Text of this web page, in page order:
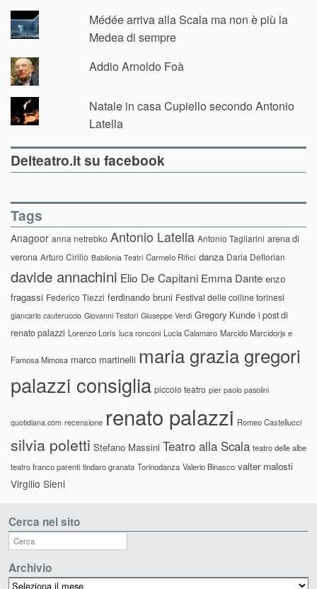
Médée arriva alla Scala ma non è più la
Medea di sempre
Addio Arnoldo Foà
Natale in casa Cupiello secondo Antonio
Latella
Delteatro.it su facebook
Tags
Anagoor anna netrebko Antonio Latella Antonio Tagliarini arena di
verona Arturo Cirillo Babilonia Teatri Carmelo Rifici danza Daria Deflorian
davide annachini Elio De Capitani Emma Dante enzo
fragassi Federico Tiezzi ferdinando bruni Festival delle colline torinesi
giancarlo cauteruccio Giovanni Testori Giuseppe Verdi Gregory Kunde i post di
renato palazzi Lorenzo Loris luca ronconi Lucia Calamaro Marcido Marcidorjs e
Famosa Mimosa marco martinelli maria grazia gregori
palazzi consiglia piccolo teatro pier paolo pasolini
quotidiana.com recensione renato palazzi Romeo Castellucci
silvia poletti Stefano Massini Teatro alla Scala teatro delle albe
teatro franco parenti tindaro granata Torinodanza Valerio Binasco valter malosti
Virgilio Sieni
Cerca nel sito
Archivio
Archivio